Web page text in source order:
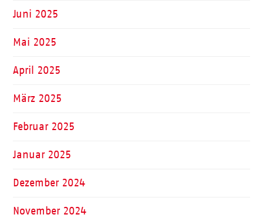
Juni 2025
Mai 2025
April 2025
März 2025
Februar 2025
Januar 2025
Dezember 2024
November 2024